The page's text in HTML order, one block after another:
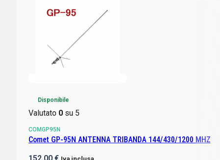
Disponibile
Valutato 0su 5
COMGP95N
Comet GP-95N ANTENNA TRIBANDA 144/430/1200 MHZ